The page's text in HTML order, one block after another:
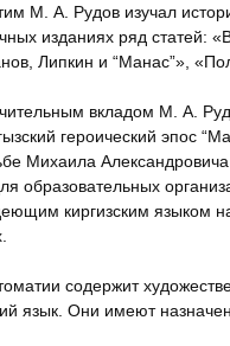
М. А. Рудов изучал
изданиях ряд статей:
Липкин и “Манас”»,
вкладом М. А.
героический эпос
Михаила
образовательных
киргизским языком
содержит
язык. Они имеют